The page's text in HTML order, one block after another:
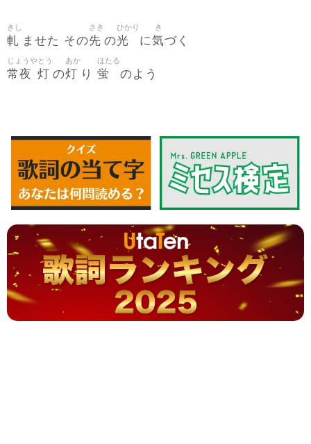
軋
きし
ませた その先
さき
の光
ひかり
に気
き
づく
常夜
じょうや
灯
とう
の灯
あか
り 蛍
ほたる
のよう